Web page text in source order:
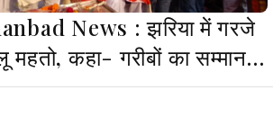
News : झरिया में गरजे
महतो, कहा- गरीबों का सम्मान
वालों से सावधान रहें